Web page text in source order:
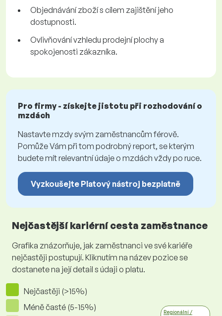
Objednávání zboží s cílem zajištění jeho
dostupnosti.
Ovlivňování vzhledu prodejní plochy a
spokojenosti zákazníka.
Pro firmy - získejte jistotu při rozhodování o
mzdách
Nastavte mzdy svým zaměstnancům férově.
Pomůže Vám při tom podrobný report, se kterým
budete mít relevantní údaje o mzdách vždy po ruce.
Vyzkoušejte Platový nástroj bezplatně
Nejčastější kariérní cesta zaměstnance
Grafika znázorňuje, jak zaměstnanci ve své kariéře
nejčastěji postupují. Kliknutím na název pozice se
dostanete na její detail s údaji o platu.
Nejčastěji (>15%)
Méně časté (5-15%)
Regionální /